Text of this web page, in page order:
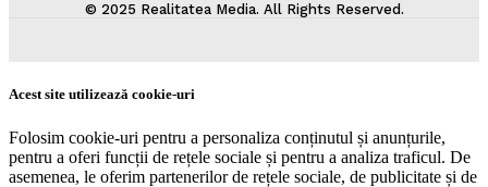
© 2025 Realitatea Media. All Rights Reserved.
Acest site utilizează cookie-uri
Folosim cookie-uri pentru a personaliza conținutul și anunțurile,
pentru a oferi funcții de rețele sociale și pentru a analiza traficul. De
asemenea, le oferim partenerilor de rețele sociale, de publicitate și de